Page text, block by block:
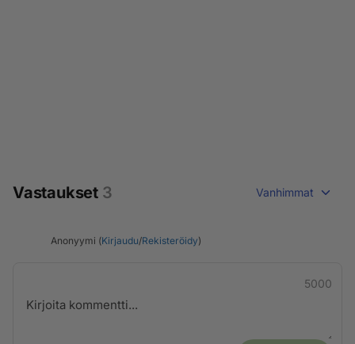
Vastaukset 3 Vanhimmat
Anonyymi (Kirjaudu/Rekisteröidy)
5000